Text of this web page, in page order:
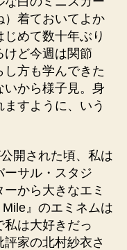
）着ておいてよか
めて数十年ぶり
けど今週は関節
方も学んできた
いから様子見。身
すように、いう
開された頃、私は
ーサル・スタジ
から大きなエミ
』のエミネムは
は大好きだっ
家の北村紗衣さ